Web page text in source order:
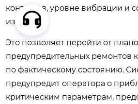
контактов, уровне вибрации и
изоляции.
Это позволяет перейти от
предупредительных ремонтов
по фактическому состоянию.
предупредит оператора о
критическим параметрам,